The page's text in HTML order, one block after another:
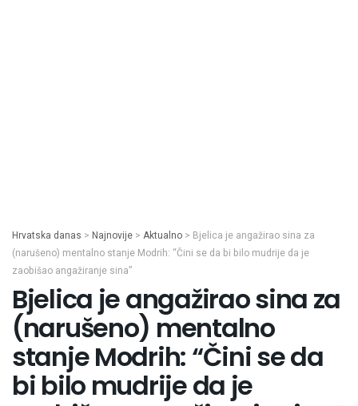
Hrvatska danas > Najnovije > Aktualno > Bjelica je angažirao sina za
(narušeno) mentalno stanje Modrih: “Čini se da bi bilo mudrije da je
zaobišao angažiranje sina”
Bjelica je angažirao sina za
(narušeno) mentalno
stanje Modrih: “Čini se da
bi bilo mudrije da je